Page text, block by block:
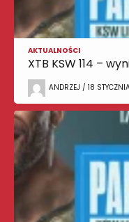
AKTUALNOŚCI
XTB KSW 114 –
ANDRZEJ / 18